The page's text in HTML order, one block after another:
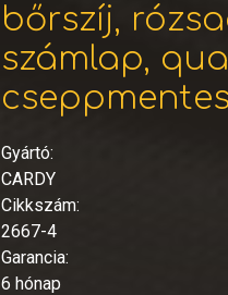
bőrszíj,
számlap,
Gyártó:
CARDY
Cikkszám:
2667-4
Garancia:
6 hónap